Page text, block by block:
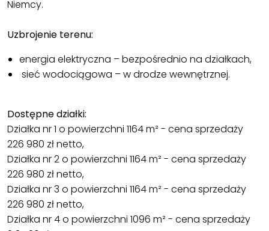
Niemcy.
Uzbrojenie terenu:
energia elektryczna – bezpośrednio na działkach,
sieć wodociągowa – w drodze wewnętrznej.
Dostępne działki:
Działka nr 1 o powierzchni 1164 m² - cena sprzedaży
226 980 zł netto,
Działka nr 2 o powierzchni 1164 m² - cena sprzedaży
226 980 zł netto,
Działka nr 3 o powierzchni 1164 m² - cena sprzedaży
226 980 zł netto,
Działka nr 4 o powierzchni 1096 m² - cena sprzedaży